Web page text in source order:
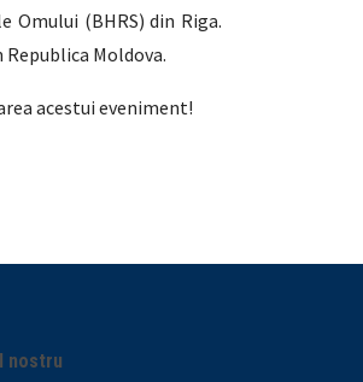
(BHRS) din Riga.
Moldova.
acestui eveniment!
nostru